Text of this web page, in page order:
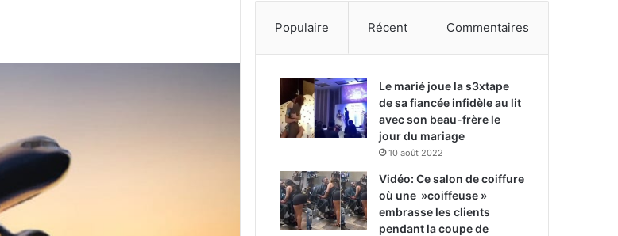
Populaire Récent Commentaires
Le marié joue la s3xtape
de sa fiancée infidèle au lit
avec son beau-frère le
jour du mariage
10 août 2022
Vidéo: Ce salon de coiffure
où une »coiffeuse »
embrasse les clients
pendant la coupe de